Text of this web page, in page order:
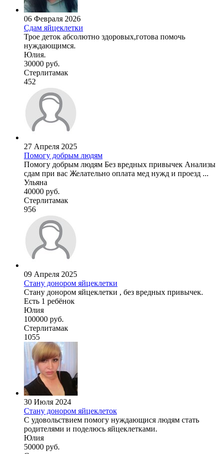
06 Февраля 2026
Сдам яйцеклетки
Трое деток абсолютно здоровых,готова помочь
нуждающимся.
Юлия.
30000 руб.
Стерлитамак
452
27 Апреля 2025
Помогу добрым людям
Помогу добрым людям Без вредных привычек Анализы
сдам при вас Желательно оплата мед нужд и проезд ...
Ульяна
40000 руб.
Стерлитамак
956
09 Апреля 2025
Стану донором яйцеклетки
Стану донором яйцеклетки , без вредных привычек.
Есть 1 ребёнок
Юлия
100000 руб.
Стерлитамак
1055
30 Июля 2024
Стану донором яйцеклеток
С удовольствием помогу нуждающися людям стать
родителями и поделюсь яйцеклетками.
Юлия
50000 руб.